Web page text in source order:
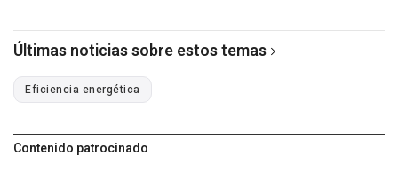
Últimas noticias sobre estos temas
Eficiencia energética
Contenido patrocinado